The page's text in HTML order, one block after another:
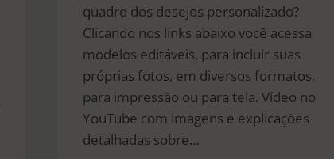
quadro dos desejos personalizado?
Clicando nos links abaixo você acessa
modelos editáveis, para incluir suas
próprias fotos, em diversos formatos,
para impressão ou para tela. Vídeo no
YouTube com imagens e explicações
detalhadas sobre…